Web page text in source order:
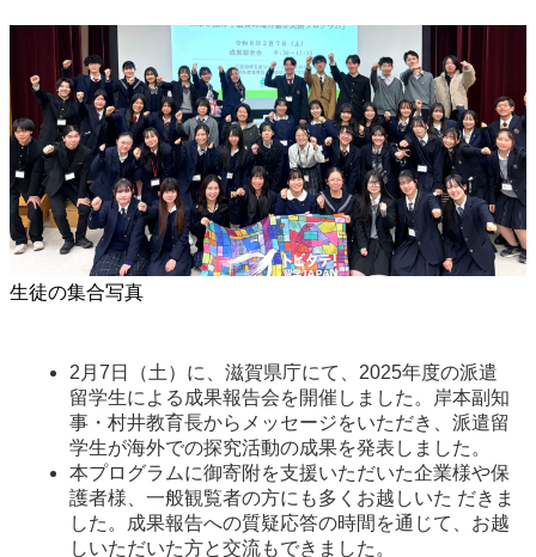
生徒の集合写真
2月7日（土）に、滋賀県庁にて、2025年度の派遣
留学生による成果報告会を開催しました。岸本副知
事・村井教育長からメッセージをいただき、派遣留
学生が海外での探究活動の成果を発表しました。
本プログラムに御寄附を支援いただいた企業様や保
護者様、一般観覧者の方にも多くお越しいた だきま
した。成果報告への質疑応答の時間を通じて、お越
しいただいた方と交流もできました。